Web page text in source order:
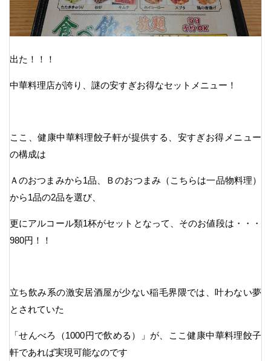
出た！！！
中華料理店が誇り、謎の安すぎお得なセットメニュー！
ここ、健康中華料理餃子軒が提供する、安すぎお得メニュー
の構成は
Ａのおつまみから1品、Ｂのおつまみ（こちらは一品物料理）
から1品の2品を選び、
更にアルコール類1杯がセットとなって、そのお値段は・・・
980円！！
立ち飲み系の激安居酒屋が少ない稲毛界隈では、叶わない夢
とされていた
「せんべろ（1000円で飲める）」が、ここ健康中華料理餃子
軒であれば実現可能なのです